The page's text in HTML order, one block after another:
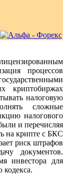
процессов
криптобиржах
налоговую
сложные
налогового
и перечисляя
на крипте с БКС
риск штрафов
документов.
инвестора для
кодекса.